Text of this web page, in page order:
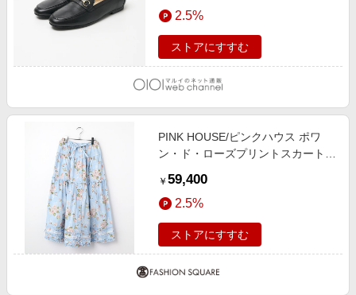
2.5%
ストアにすすむ
PINK HOUSE/ピンクハウス ポワ
ン・ド・ローズプリントスカート
￥ 59,400
2.5%
ストアにすすむ